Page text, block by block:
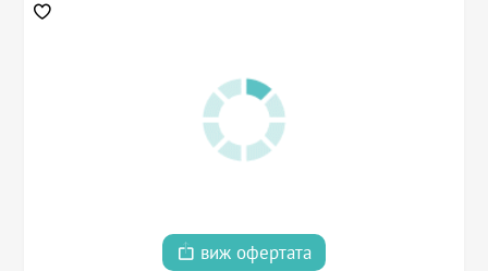
виж офертата